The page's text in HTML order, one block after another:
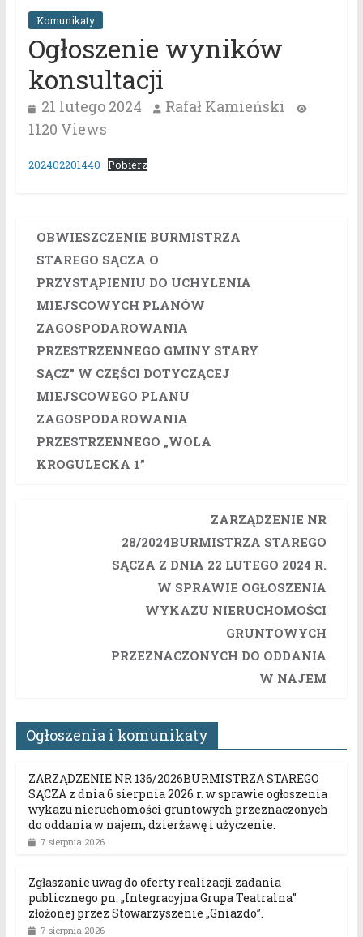
Komunikaty
Ogłoszenie wyników
konsultacji
21 lutego 2024
Rafał Kamieński
1120 Views
202402201440 Pobierz
OBWIESZCZENIE BURMISTRZA
STAREGO SĄCZA O
PRZYSTĄPIENIU DO UCHYLENIA
MIEJSCOWYCH PLANÓW
ZAGOSPODAROWANIA
PRZESTRZENNEGO GMINY STARY
SĄCZ” W CZĘŚCI DOTYCZĄCEJ
MIEJSCOWEGO PLANU
ZAGOSPODAROWANIA
PRZESTRZENNEGO „WOLA
KROGULECKA 1”
ZARZĄDZENIE NR
28/2024BURMISTRZA STAREGO
SĄCZA Z DNIA 22 LUTEGO 2024 R.
W SPRAWIE OGŁOSZENIA
WYKAZU NIERUCHOMOŚCI
GRUNTOWYCH
PRZEZNACZONYCH DO ODDANIA
W NAJEM
Ogłoszenia i komunikaty
ZARZĄDZENIE NR 136/2026BURMISTRZA STAREGO
SĄCZA z dnia 6 sierpnia 2026 r. w sprawie ogłoszenia
wykazu nieruchomości gruntowych przeznaczonych
do oddania w najem, dzierżawę i użyczenie.
7 sierpnia 2026
Zgłaszanie uwag do oferty realizacji zadania
publicznego pn. „Integracyjna Grupa Teatralna”
złożonej przez Stowarzyszenie „Gniazdo”.
7 sierpnia 2026